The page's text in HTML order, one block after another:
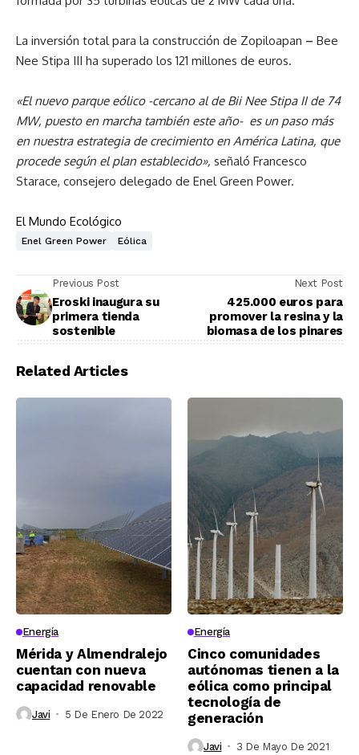
La inversión total para la construcción de Zopiloapan – Bee
Nee Stipa III ha superado los 121 millones de euros.
«Elnuevo parque eólico -cercano al de Bii Nee Stipa II de 74
MW, puesto en marcha también este año- es un paso más
en nuestra estrategia de crecimiento en América Latina, que
procede según el plan establecido», señaló Francesco
Starace, consejero delegado de Enel Green Power.
El Mundo Ecológico
Enel Green Power Eólica
Previous Post
Eroski inaugura su
primera tienda
sostenible
Next Post
425.000 euros para
promover la resina y la
biomasa de los pinares
Related Articles
Energía
Mérida y Almendralejo
cuentan con nueva
capacidad renovable
Javi 5 De Enero De 2022
Energía
Cinco comunidades
autónomas tienen a la
eólica como principal
tecnología de
generación
Javi 3 De Mayo De 2021